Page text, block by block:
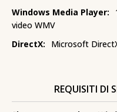
Windows Media Player:
video WMV
DirectX:
Microsoft
REQUISITI DI